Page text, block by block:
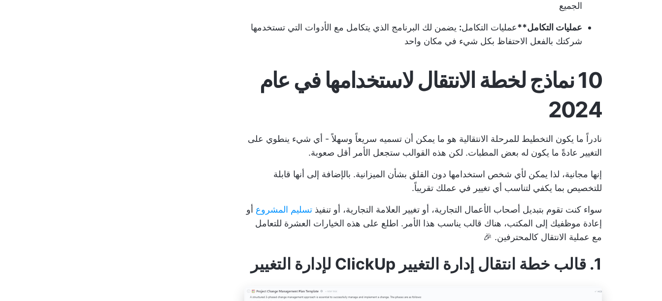
الجميع
عمليات التكامل**عمليات التكامل: يضمن لك البرنامج الذي يتكامل مع الأدوات التي تستخدمها
شركتك بالفعل الاحتفاظ بكل شيء في مكان واحد
10 نماذج لخطة الانتقال لاستخدامها في عام
2024
نادراً ما يكون التخطيط للمرحلة الانتقالية هو ما يمكن أن تسميه سريعاً وسهلاً - أي شيء ينطوي على
التغيير عادةً ما يكون له بعض المطبات. لكن هذه القوالب ستجعل الأمر أقل صعوبة.
إنها مجانية، لذا يمكن لأي شخص استخدامها دون القلق بشأن الميزانية. بالإضافة إلى أنها قابلة
للتخصيص بما يكفي لتناسب أي تغيير في عملك تقريباً.
سواء كنت تقوم بتبديل أصحاب الأعمال التجارية، أو تغيير العلامة التجارية، أو تنفيذ تسليم المشروع أو
إعادة موظفيك إلى المكتب، هناك قالب يناسب هذا الأمر. اطلع على هذه الخيارات العشرة للتعامل
مع عملية الانتقال كالمحترفين. 🎉
1. قالب خطة انتقال إدارة التغيير ClickUp لإدارة التغيير